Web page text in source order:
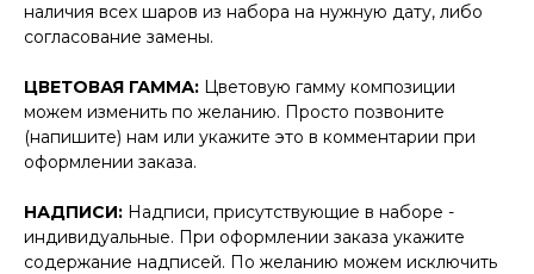
наличия всех шаров из набора на нужную дату, либо
согласование замены.
ЦВЕТОВАЯ ГАММА: Цветовую гамму композиции
можем изменить по желанию. Просто позвоните
(напишите) нам или укажите это в комментарии при
оформлении заказа.
НАДПИСИ: Надписи, присутствующие в наборе -
индивидуальные. При оформлении заказа укажите
содержание надписей. По желанию можем исключить